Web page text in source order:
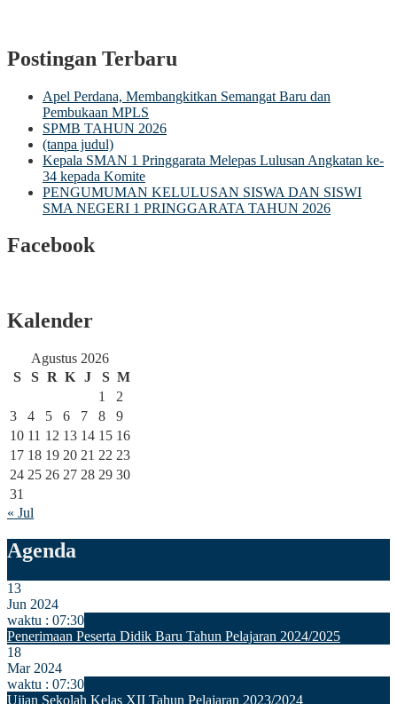
Postingan Terbaru
Apel Perdana, Membangkitkan Semangat Baru dan
Pembukaan MPLS
SPMB TAHUN 2026
(tanpa judul)
Kepala SMAN 1 Pringgarata Melepas Lulusan Angkatan ke-
34 kepada Komite
PENGUMUMAN KELULUSAN SISWA DAN SISWI
SMA NEGERI 1 PRINGGARATA TAHUN 2026
Facebook
Kalender
Agustus 2026
S
S R K J S M
1
2
3
4 5 6 7 8
9
10 11 12 13 14 15 16
17 18 19 20 21 22 23
24 25 26 27 28 29 30
31
« Jul
Agenda
13
Jun 2024
waktu : 07:30
Penerimaan Peserta Didik Baru Tahun Pelajaran 2024/2025
18
Mar 2024
waktu : 07:30
Ujian Sekolah Kelas XII Tahun Pelajaran 2023/2024